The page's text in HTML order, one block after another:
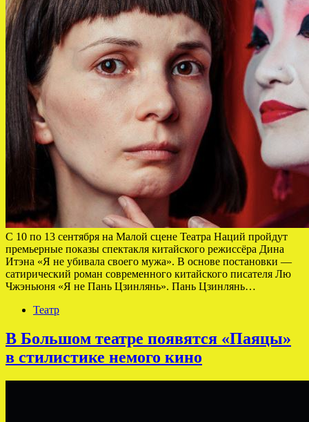
С 10 по 13 сентября на Малой сцене Театра Наций пройдут
премьерные показы спектакля китайского режиссёра Дина
Итэна «Я не убивала своего мужа». В основе постановки —
сатирический роман современного китайского писателя Лю
Чжэньюня «Я не Пань Цзинлянь». Пань Цзинлянь…
Театр
В Большом театре появятся «Паяцы»
в стилистике немого кино